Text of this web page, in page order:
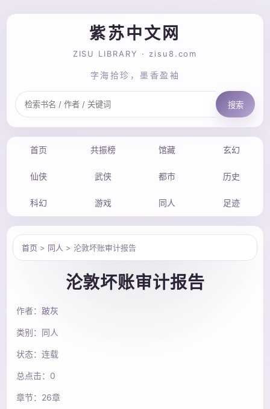
紫苏中文网
ZISU LIBRARY · zisu8.com
字海拾珍，墨香盈袖
搜索
首页 共振榜 馆藏 玄幻
仙侠 武侠 都市 历史
科幻 游戏 同人 足迹
首页 > 同人 > 沦敦坏账审计报告
沦敦坏账审计报告
作者： 跛灰
类别：同人
状态：连载
总点击：0
章节：26章